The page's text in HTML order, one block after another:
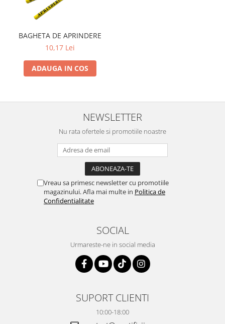
BAGHETA DE APRINDERE
10,17 Lei
ADAUGA IN COS
NEWSLETTER
Nu rata ofertele si promotiile noastre
Vreau sa primesc newsletter cu promotiile
magazinului. Afla mai multe in Politica de
Confidentialitate
SOCIAL
Urmareste-ne in social media
SUPORT CLIENTI
10:00-18:00